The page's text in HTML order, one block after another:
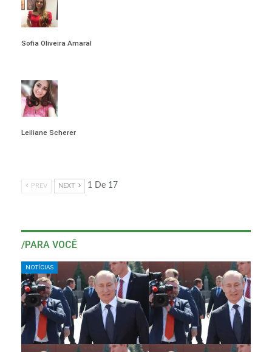
Sofia Oliveira Amaral
Leiliane Scherer
PREV NEXT 1 De 17
/PARA VOCÊ
NOTÍCIAS